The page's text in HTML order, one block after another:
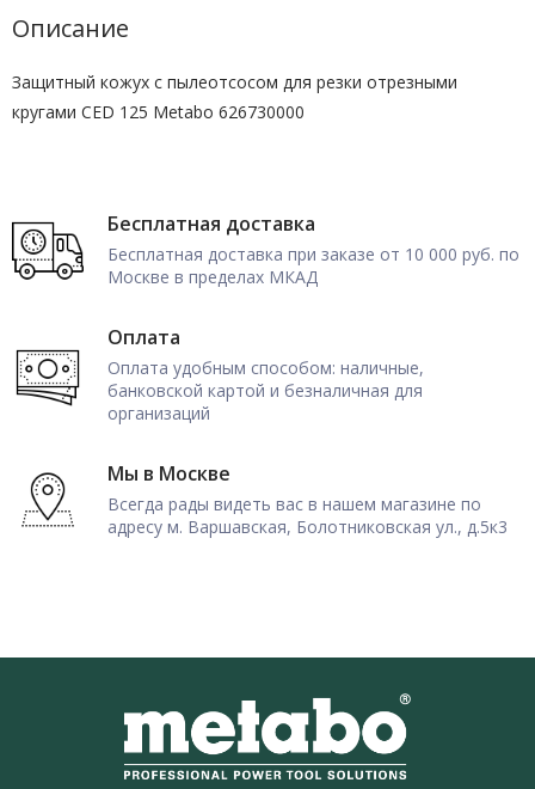
Описание
Защитный кожух с пылеотсосом для резки отрезными
кругами CED 125 Metabo 626730000
Бесплатная доставка
Бесплатная доставка при заказе от 10 000 руб. по
Москве в пределах МКАД
Оплата
Оплата удобным способом: наличные,
банковской картой и безналичная для
организаций
Мы в Москве
Всегда рады видеть вас в нашем магазине по
адресу м. Варшавская, Болотниковская ул., д.5к3